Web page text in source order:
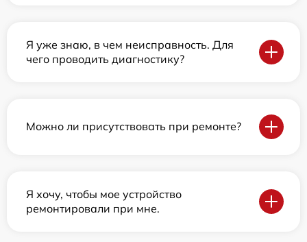
Я уже знаю, в чем неисправность. Для
чего проводить диагностику?
Можно ли присутствовать при ремонте?
Я хочу, чтобы мое устройство
ремонтировали при мне.